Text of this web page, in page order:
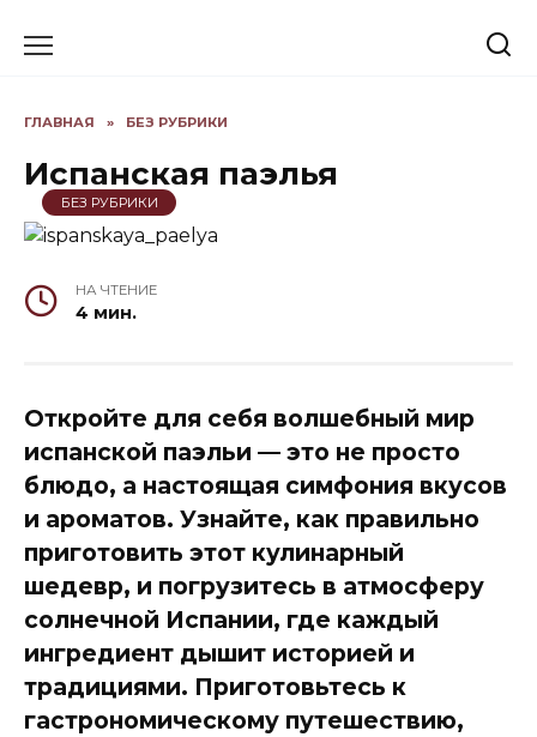
ГЛАВНАЯ » БЕЗ РУБРИКИ
Испанская паэлья
БЕЗ РУБРИКИ
НА ЧТЕНИЕ
4 мин.
Откройте для себя волшебный мир
испанской паэльи — это не просто
блюдо, а настоящая симфония вкусов
и ароматов. Узнайте, как правильно
приготовить этот кулинарный
шедевр, и погрузитесь в атмосферу
солнечной Испании, где каждый
ингредиент дышит историей и
традициями. Приготовьтесь к
гастрономическому путешествию,